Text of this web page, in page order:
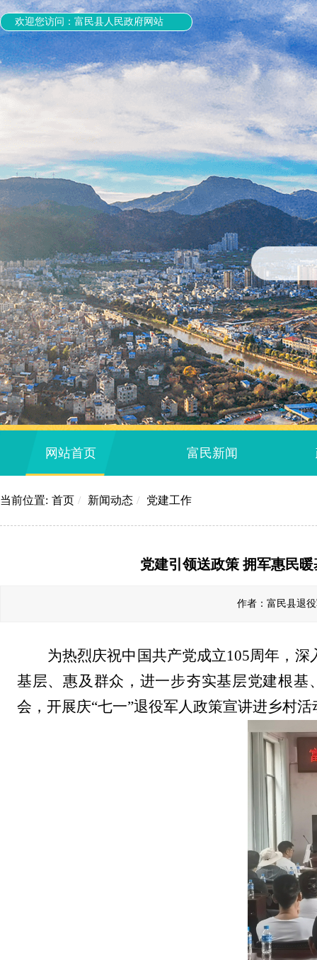
欢迎您访问：富民县人民政府网站
网站首页 富民新闻
当前位置: 首页 / 新闻动态 / 党建工作
党建引领送政策 拥军惠民
作者：富民县退
为热烈庆祝中国共产党成立105周年，深
基层、惠及群众，进一步夯实基层党建根基
会，开展庆“七一”退役军人政策宣讲进乡村活